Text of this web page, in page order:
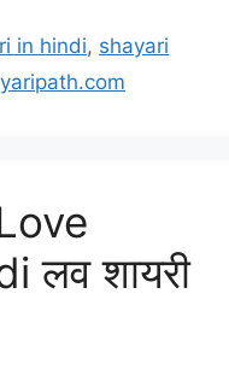
in hindi, shayari
लव शायरी